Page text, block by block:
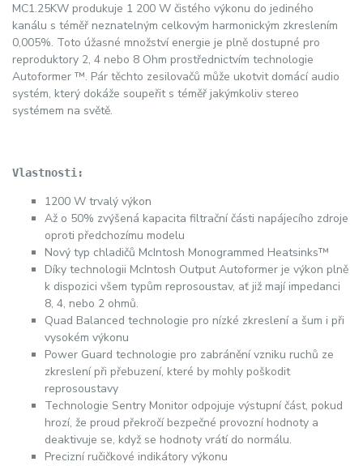
MC1.25KW produkuje 1 200 W čistého výkonu do jediného
kanálu s téměř neznatelným celkovým harmonickým zkreslením
0,005%. Toto úžasné množství energie je plně dostupné pro
reproduktory 2, 4 nebo 8 Ohm prostřednictvím technologie
Autoformer ™. Pár těchto zesilovačů může ukotvit domácí audio
systém, který dokáže soupeřit s téměř jakýmkoliv stereo
systémem na světě.
Vlastnosti:
1200 W trvalý výkon
Až o 50% zvýšená kapacita filtrační části napájecího zdroje
oproti předchozímu modelu
Nový typ chladičů McIntosh Monogrammed Heatsinks™
Díky technologii McIntosh Output Autoformer je výkon plně
k dispozici všem typům reprosoustav, ať již mají impedanci
8, 4, nebo 2 ohmů.
Quad Balanced technologie pro nízké zkreslení a šum i při
vysokém výkonu
Power Guard technologie pro zabránění vzniku ruchů ze
zkreslení při přebuzení, které by mohly poškodit
reprosoustavy
Technologie Sentry Monitor odpojuje výstupní část, pokud
hrozí, že proud překročí bezpečné provozní hodnoty a
deaktivuje se, když se hodnoty vrátí do normálu.
Precizní ručičkové indikátory výkonu